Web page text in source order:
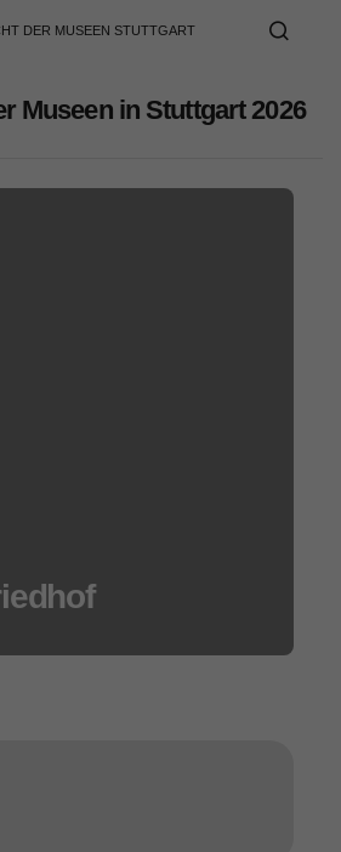
DER MUSEEN STUTTGART
Museen in Stuttgart 2026